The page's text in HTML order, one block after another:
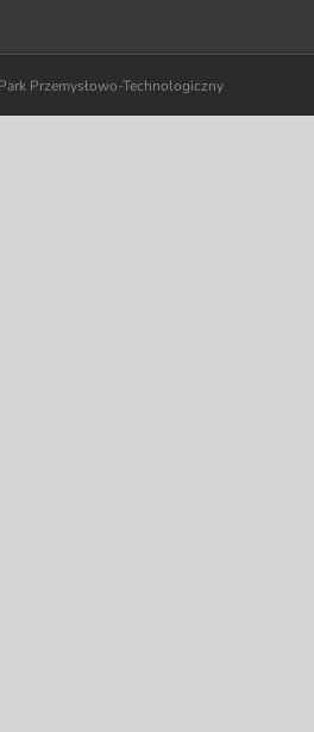
Przemysłowo-Technologiczny